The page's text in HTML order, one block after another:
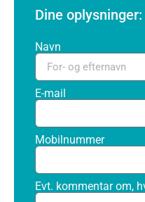
Dine oplysninger:
Navn
E-mail
Mobilnummer
Evt. kommentar om,